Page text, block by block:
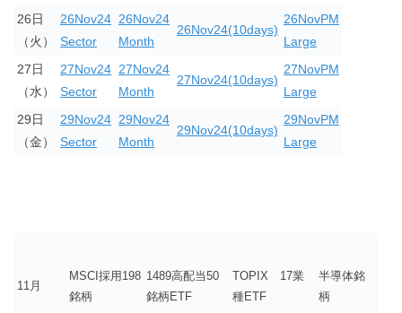
26日
（火）
26Nov24
Sector
26Nov24
Month
26Nov24(10days)
26NovPM
Large
27日
（水）
27Nov24
Sector
27Nov24
Month
27Nov24(10days)
27NovPM
Large
29日
（金）
29Nov24
Sector
29Nov24
Month
29Nov24(10days)
29NovPM
Large
11月
MSCI採用198
銘柄
1489高配当50
銘柄ETF
TOPIX 17業
種ETF
半導体銘
柄